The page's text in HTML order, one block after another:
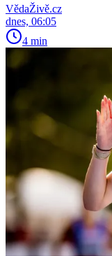
VědaŽivě.cz
dnes, 06:05
4 min